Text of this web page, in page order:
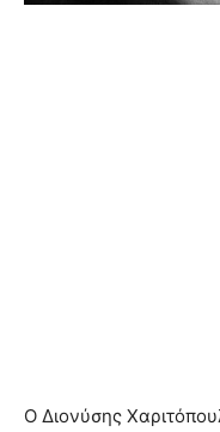
Ο Διονύσης